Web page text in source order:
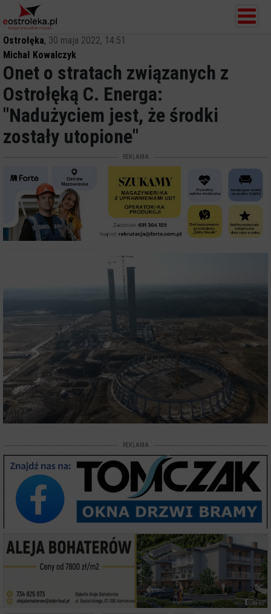
Ostrołęka, 30 maja 2022, 14:51
Michał Kowalczyk
Onet o stratach związanych z
Ostrołęką C. Energa:
"Nadużyciem jest, że środki
zostały utopione"
REKLAMA
REKLAMA